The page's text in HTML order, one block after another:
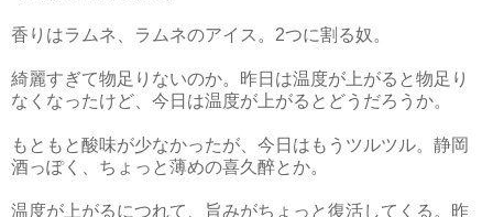
香りはラムネ、ラムネのアイス。2つに割る奴。
綺麗すぎて物足りないのか。昨日は温度が上がると物足り
なくなったけど、今日は温度が上がるとどうだろうか。
もともと酸味が少なかったが、今日はもうツルツル。静岡
酒っぽく、ちょっと薄めの喜久醉とか。
温度が上がるにつれて、旨みがちょっと復活してくる。昨